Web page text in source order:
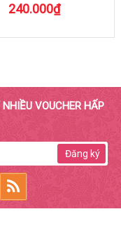
240.000₫
VOUCHER HẤP
Đăng ký